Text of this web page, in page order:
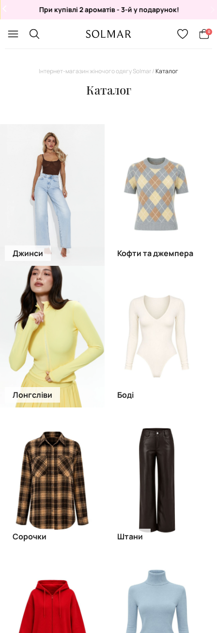
При купівлі 2 ароматів - 3-й у подарунок!
0
Інтернет-магазин жіночого одягу Solmar Каталог
Каталог
Джинси Кофти та джемпера
Лонгсліви Боді
Сорочки Штани
Укр